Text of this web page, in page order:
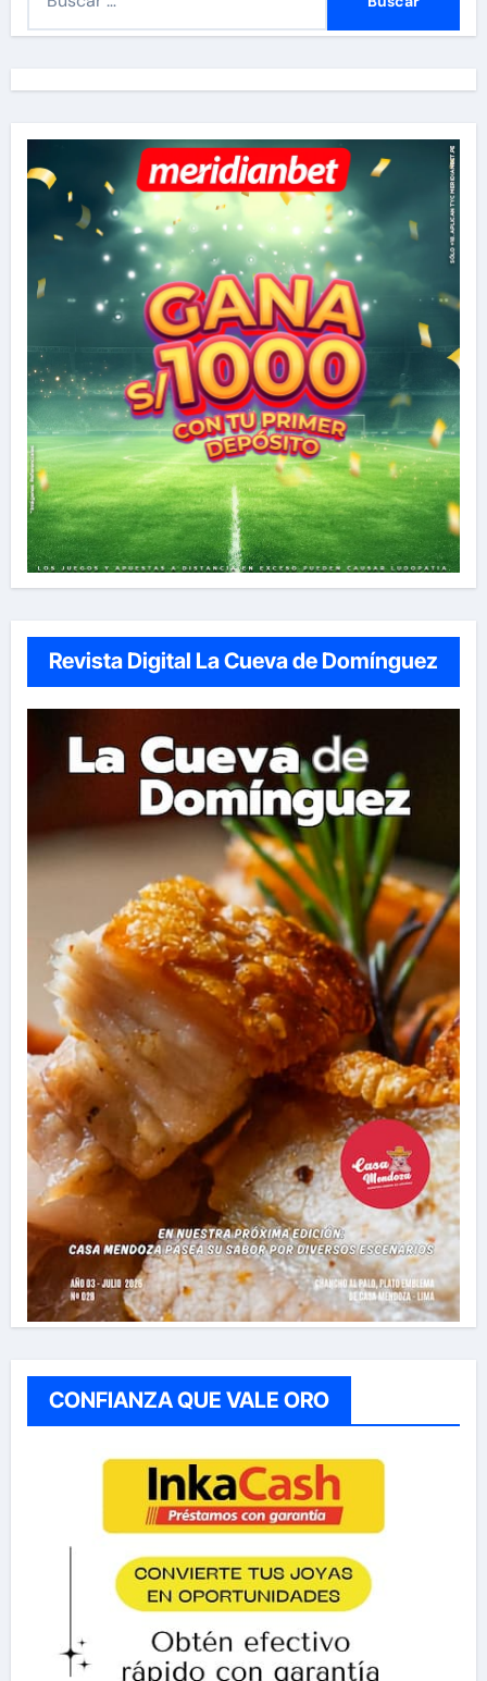
r
:
Revista Digital La Cueva de Domínguez
CONFIANZA QUE VALE ORO